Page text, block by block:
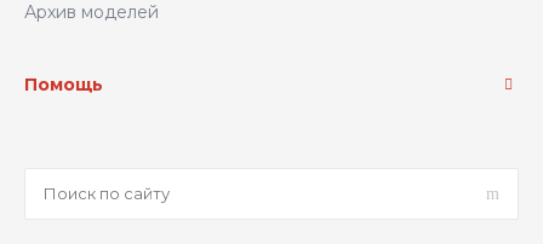
Архив моделей
Помощь